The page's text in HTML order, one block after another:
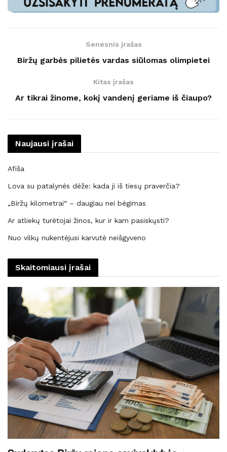
Senesnis įrašas
Biržų garbės pilietės vardas siūlomas olimpietei
Kitas įrašas
Ar tikrai žinome, kokį vandenį geriame iš čiaupo?
Naujausi įrašai
Afiša
Lova su patalynės dėže: kada ji iš tiesų praverčia?
„Biržų kilometrai“ – daugiau nei bėgimas
Ar atliekų turėtojai žinos, kur ir kam pasiskųsti?
Nuo vilkų nukentėjusi karvutė neišgyveno
Skaitomiausi įrašai